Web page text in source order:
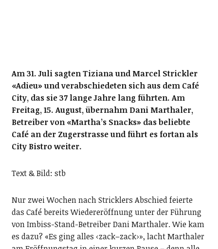
Am 31. Juli sagten Tiziana und Marcel Strickler
«Adieu» und verabschiedeten sich aus dem Café
City, das sie 37 lange Jahre lang führten. Am
Freitag, 15. August, übernahm Dani Mar­thaler,
Betreiber von «Martha’s Snacks» das beliebte
Café an der Zugerstrasse und führt es fortan als
City Bistro weiter.
Text & Bild: stb
Nur zwei Wochen nach Stricklers Abschied feierte
das Café bereits Wiedereröffnung unter der Führung
von Imbiss-Stand-Betreiber Dani Marthaler. Wie kam
es dazu? «Es ging alles ‹zack–zack›», lacht Marthaler